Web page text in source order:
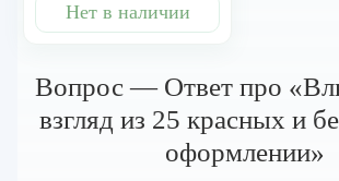
Нет в наличии
Вопрос — Ответ про
взгляд из 25 красных и
оформлении»